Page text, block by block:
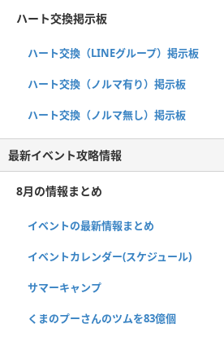
ハート交換掲示板
ハート交換（LINEグループ）掲示板
ハート交換（ノルマ有り）掲示板
ハート交換（ノルマ無し）掲示板
最新イベント攻略情報
8月の情報まとめ
イベントの最新情報まとめ
イベントカレンダー(スケジュール)
サマーキャンプ
くまのプーさんのツムを83億個